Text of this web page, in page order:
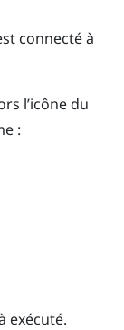
connecté à
l’icône du
:
exécuté.